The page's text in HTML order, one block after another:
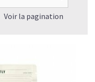
Voir la pagination